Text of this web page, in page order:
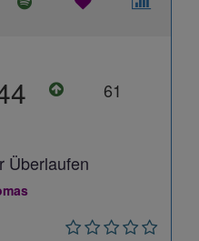
61
Überlaufen